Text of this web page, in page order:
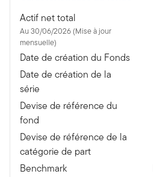
Actif net total
Au 30/06/2026 (Mise à jour
mensuelle)
Date de création du Fonds
Date de création de la
série
Devise de référence du
fond
Devise de référence de la
catégorie de part
Benchmark